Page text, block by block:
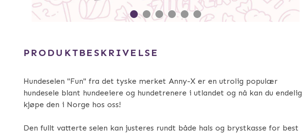
PRODUKTBESKRIVELSE
Hundeselen "Fun" fra det tyske merket Anny-X er en utrolig populær
hundesele blant hundeeiere og hundetrenere i utlandet og nå kan du endelig
kjøpe den i Norge hos oss!
Den fullt vatterte selen kan justeres rundt både hals og brystkasse for best